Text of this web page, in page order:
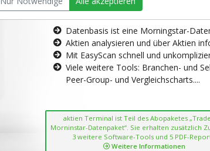
Datenbasis ist eine Morningstar-
Aktien analysieren und über Aktien
Mit EasyScan schnell und
Viele weitere Tools: Branchen- und
Peer-Group- und Vergleichscharts....
aktien Terminal ist Teil des Abopaketes
Morninstar-Datenpaket“. Sie erhalten zusätzlich
3 weitere Software-Tools und 5 PDF-
Weitere Informationen